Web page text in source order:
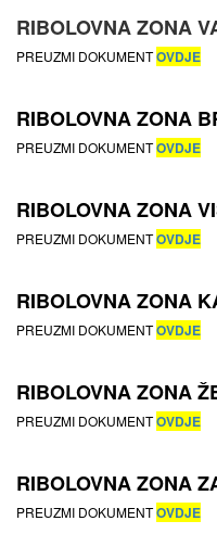
RIBOLOVNA ZONA
PREUZMI DOKUMENTOVDJE
RIBOLOVNA ZONA
PREUZMI DOKUMENTOVDJE
RIBOLOVNA ZONA
PREUZMI DOKUMENTOVDJE
RIBOLOVNA ZONA
PREUZMI DOKUMENTOVDJE
RIBOLOVNA ZONA
PREUZMI DOKUMENTOVDJE
RIBOLOVNA ZONA
PREUZMI DOKUMENTOVDJE